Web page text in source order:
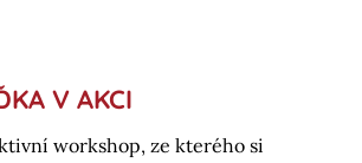
V AKCI
workshop, ze kterého si